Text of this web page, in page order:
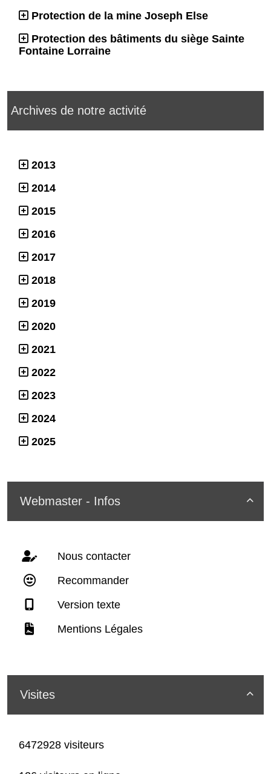
Protection de la mine Joseph Else
Protection des bâtiments du siège Sainte
Fontaine Lorraine
Archives de notre activité
2013
2014
2015
2016
2017
2018
2019
2020
2021
2022
2023
2024
2025

Webmaster - Infos
Nous contacter
Recommander
Version texte
Mentions Légales

Visites
6472928 visiteurs